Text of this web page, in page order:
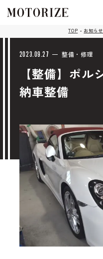
こだわり
中古車販売・在庫車情報
車検・整備・修理のご依頼
中古車探しのご依頼/そ
お問い合わせフォーム
ブランド紹介
Phone
電話受付時間
タップで
お問
058-
タップで
Contact
24時間受付対応の
TOP お知ら
2023.09.27 整備・修理
【整備】ポル
納車整備